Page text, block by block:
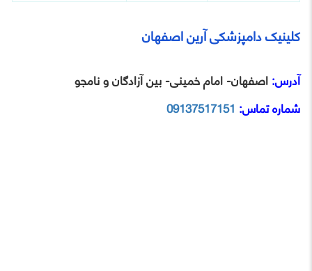
کلینیک دامپزشکی آرین اصفهان
آدرس:اصفهان- امام خمینی- بین آزادگان و نامجو
شماره تماس: 09137517151